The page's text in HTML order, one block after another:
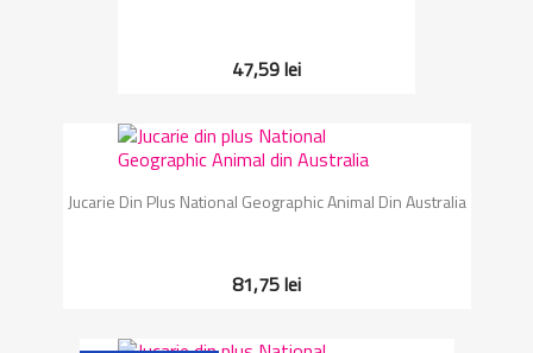
47,59 lei
Jucarie Din Plus National Geographic Animal Din Australia
81,75 lei